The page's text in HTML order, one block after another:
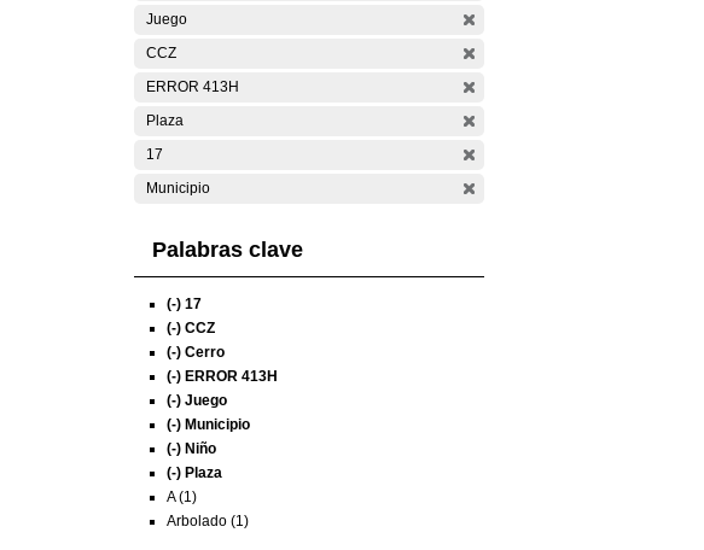
Juego
CCZ
ERROR 413H
Plaza
17
Municipio
Palabras clave
(-) 17
(-) CCZ
(-) Cerro
(-) ERROR 413H
(-) Juego
(-) Municipio
(-) Niño
(-) Plaza
A (1)
Arbolado (1)